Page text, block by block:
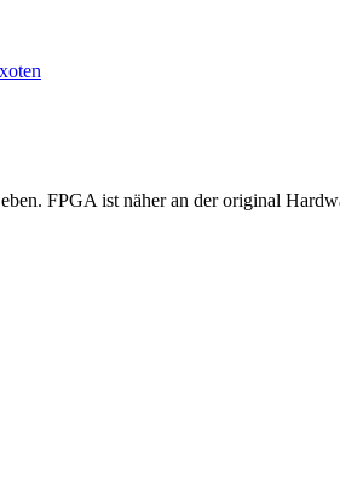
FPGA ist näher an der original